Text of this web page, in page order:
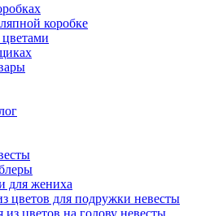
коробке
для жениха
цветов для подружки невесты